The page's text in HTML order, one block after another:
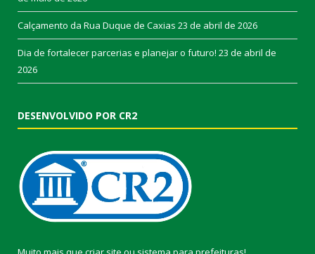
Calçamento da Rua Duque de Caxias 23 de abril de 2026
Dia de fortalecer parcerias e planejar o futuro! 23 de abril de
2026
DESENVOLVIDO POR CR2